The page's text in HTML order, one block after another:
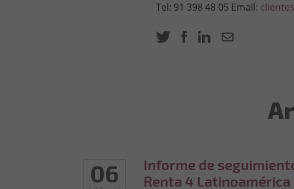
Tel: 91 398 48 05 Email:
06
Informe de
Renta 4 Latinoamérica